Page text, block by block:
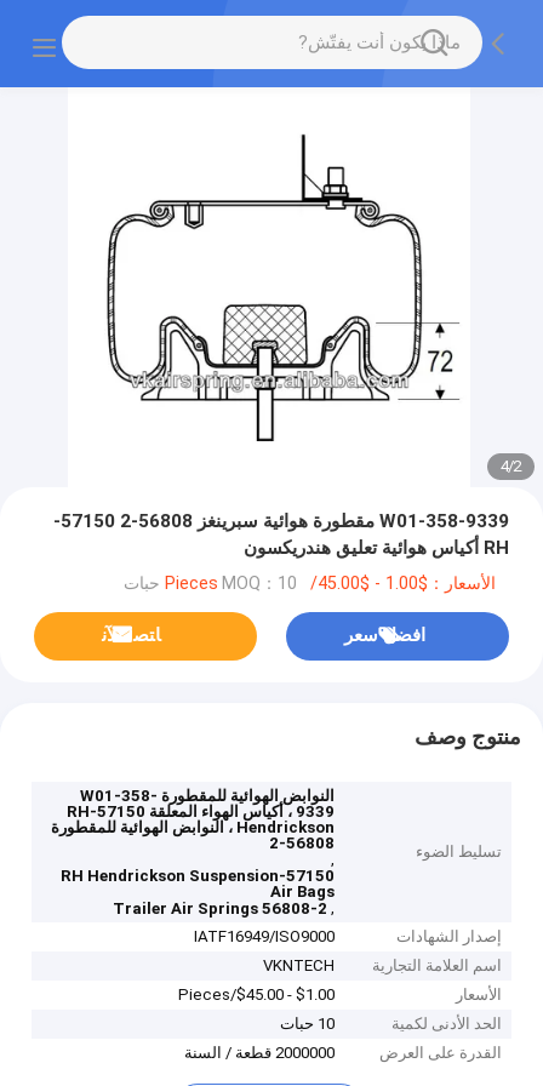
2
/
4
W01-358-9339 مقطورة هوائية سبرينغز 56808-2 57150-
RH أكياس هوائية تعليق هندريكسون
الأسعار：$1.00 - $45.00/Pieces MOQ：10 حبات
افضل سعر ﺎﺘﺼﻟ ﺍﻶﻧ
منتوج وصف
تسليط الضوء
النوابض الهوائية للمقطورة W01-358-
9339 ، أكياس الهواء المعلقة 57150-RH
Hendrickson ، النوابض الهوائية للمقطورة
56808-2
,
57150-RH Hendrickson Suspension
Air Bags
,
Trailer Air Springs 56808-2
إصدار الشهادات
IATF16949/ISO9000
اسم العلامة التجارية
VKNTECH
الأسعار
$1.00 - $45.00/Pieces
الحد الأدنى لكمية
10 حبات
القدرة على العرض
2000000 قطعة / السنة